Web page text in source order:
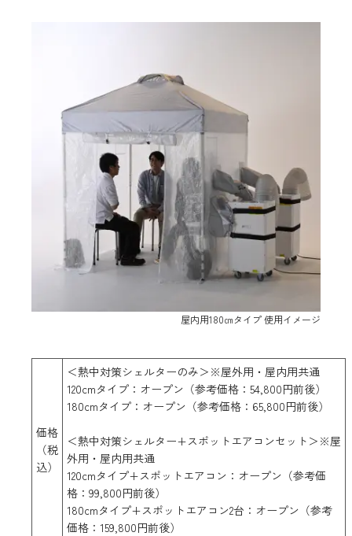
屋内用180㎝タイプ 使用イメージ
価格
（税
込）
＜熱中対策シェルターのみ＞※屋外用・屋内用共通
120cmタイプ：オープン（参考価格：54,800円前後）
180cmタイプ：オープン（参考価格：65,800円前後）
＜熱中対策シェルター+スポットエアコンセット＞※屋
外用・屋内用共通
120cmタイプ+スポットエアコン：オープン（参考価
格：99,800円前後）
180cmタイプ+スポットエアコン2台：オープン（参考
価格：159,800円前後）